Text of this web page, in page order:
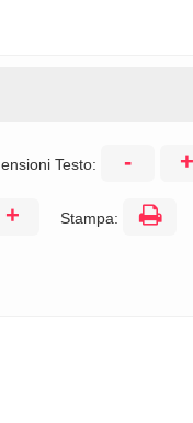
Testo: - +
+ Stampa: